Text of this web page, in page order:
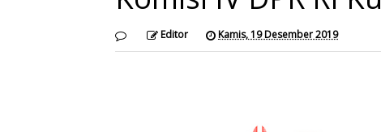
Editor Kamis, 19 Desember 2019